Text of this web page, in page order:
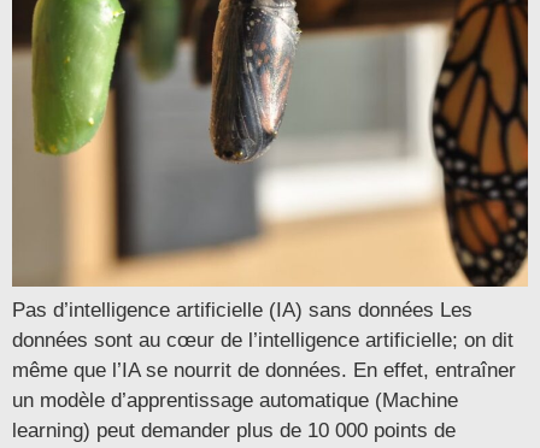
Pas d’intelligence artificielle (IA) sans données Les
données sont au cœur de l’intelligence artificielle; on dit
même que l’IA se nourrit de données. En effet, entraîner
un modèle d’apprentissage automatique (Machine
learning) peut demander plus de 10 000 points de